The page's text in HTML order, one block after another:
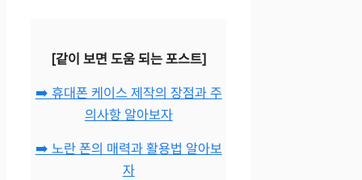
[같이 보면 도움 되는 포스트]
➡️ 휴대폰 케이스 제작의 장점과 주
의사항 알아보자
➡️ 노란 폰의 매력과 활용법 알아보
자